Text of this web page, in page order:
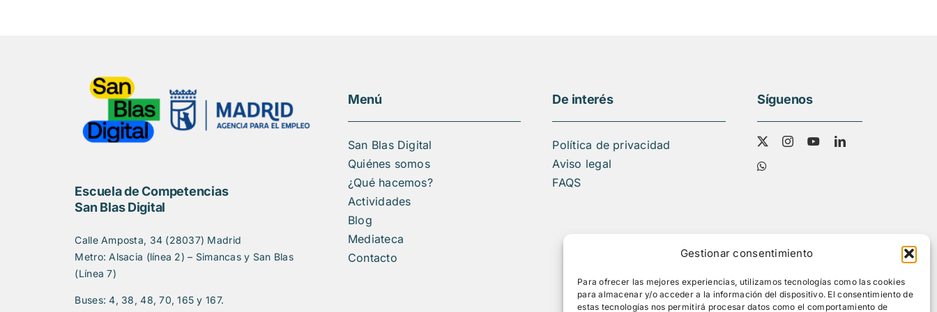
Gestionar consentimiento
Para ofrecer las mejores experiencias, utilizamos tecnologías como las cookies
para almacenar y/o acceder a la información del dispositivo. El consentimiento de
estas tecnologías nos permitirá procesar datos como el comportamiento de
Escuela de Competencias
San Blas Digital
Calle Amposta, 34 (28037) Madrid
Metro: Alsacia (línea 2) – Simancas y San Blas
(Línea 7)
Buses: 4, 38, 48, 70, 165 y 167.
Menú
San Blas Digital
Quiénes somos
¿Qué hacemos?
Actividades
Blog
Mediateca
Contacto
De interés
Política de privacidad
Aviso legal
FAQS
Síguenos